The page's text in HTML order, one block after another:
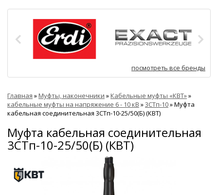
посмотреть все бренды
Главная »Муфты, наконечники »Кабельные муфты «КВТ»»
кабельные муфты на напряжение 6 - 10 кВ »3СТп-10»Муфта
кабельная соединительная 3СТп-10-25/50(Б) (КВТ)
Муфта кабельная соединительная
3СТп-10-25/50(Б) (КВТ)